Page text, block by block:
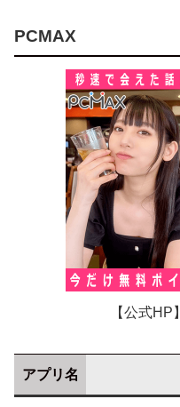
PCMAX
【公式HP】
アプリ名